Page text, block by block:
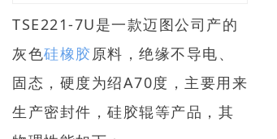
TSE221-7U是一款迈图公司产的
灰色硅橡胶原料，绝缘不导电、
固态，硬度为绍A70度，主要用来
生产密封件，硅胶辊等产品，其